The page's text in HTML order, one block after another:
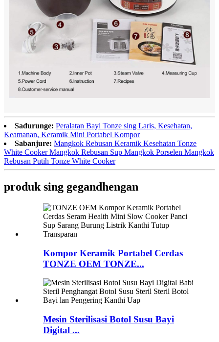
Sadurunge: Peralatan Bayi Tonze sing Laris, Kesehatan,
Keamanan, Keramik Mini Portabel Kompor
Sabanjure: Mangkok Rebusan Keramik Kesehatan Tonze
White Cooker Mangkok Rebusan Sup Mangkok Porselen Mangkok
Rebusan Putih Tonze White Cooker
produk sing gegandhengan
Kompor Keramik Portabel Cerdas
TONZE OEM TONZE...
Mesin Sterilisasi Botol Susu Bayi
Digital ...